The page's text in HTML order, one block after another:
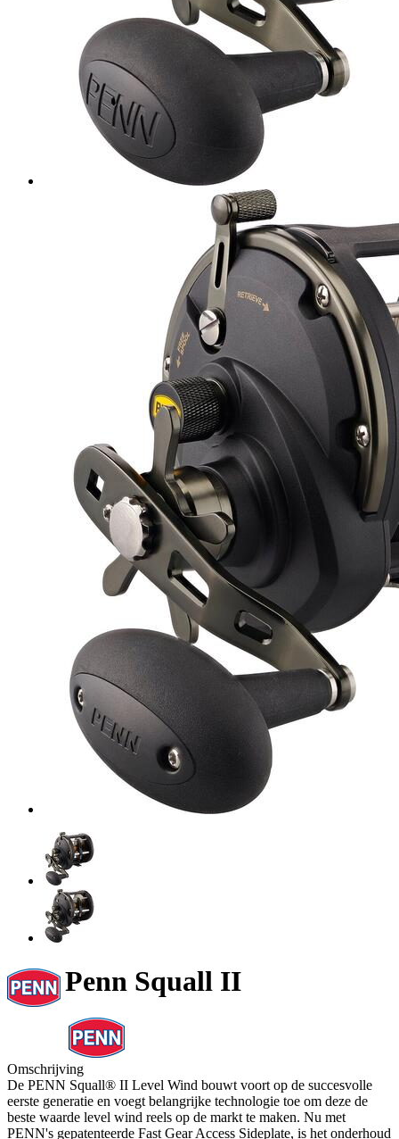
Penn Squall II
Omschrijving
De PENN Squall® II Level Wind bouwt voort op de succesvolle
eerste generatie en voegt belangrijke technologie toe om deze de
beste waarde level wind reels op de markt te maken. Nu met
PENN's gepatenteerde Fast Gear Access Sideplate, is het onderhoud